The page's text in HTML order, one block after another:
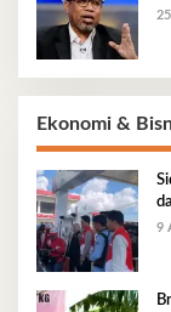
Ekonomi &
9